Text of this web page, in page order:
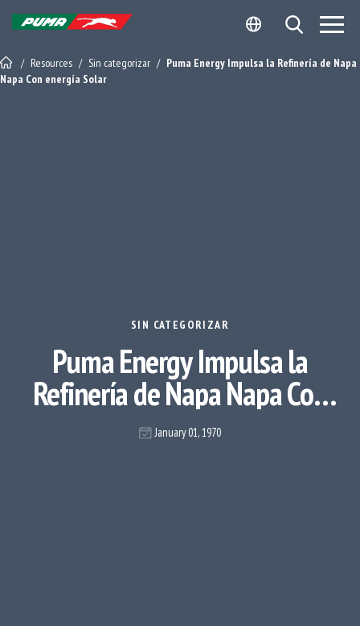
Site Logo - Redirects to Homepage
Open Search
/ Resources / Sin categorizar / Puma Energy Impulsa la Refinería de Napa
Napa Con energía Solar
SIN CATEGORIZAR
Puma Energy Impulsa la
Refinería de Napa Napa Con
energía Solar
January 01, 1970